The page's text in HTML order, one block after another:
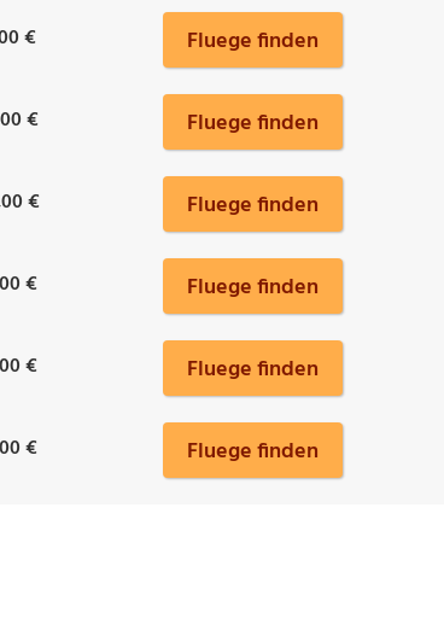
€ Fluege finden
€ Fluege finden
€ Fluege finden
€ Fluege finden
€ Fluege finden
€ Fluege finden